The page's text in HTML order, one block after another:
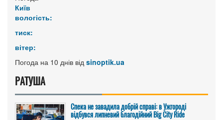
Київ
вологість:
тиск:
вітер:
Погода на 10 днів від sinoptik.ua
РАТУША
Спека не завадила добрій справі: в Ужгороді
відбувся липневий благодійний Big City Ride